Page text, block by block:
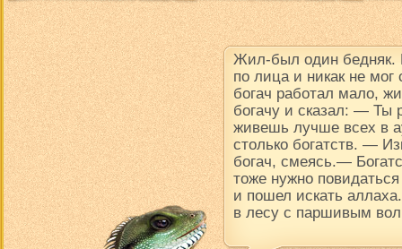
Жил-был один бедняк.
по лица и никак не
богач работал мало,
богачу и сказал: — Ты
живешь лучше всех в
столько богатств. —
богач, смеясь.—
тоже нужно
и пошел искать
в лесу с паршивым